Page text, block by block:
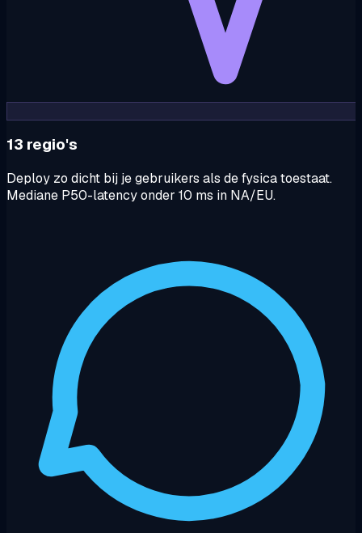
13 regio's
Deploy zo dicht bij je gebruikers als de fysica toestaat.
Mediane P50-latency onder 10 ms in NA/EU.